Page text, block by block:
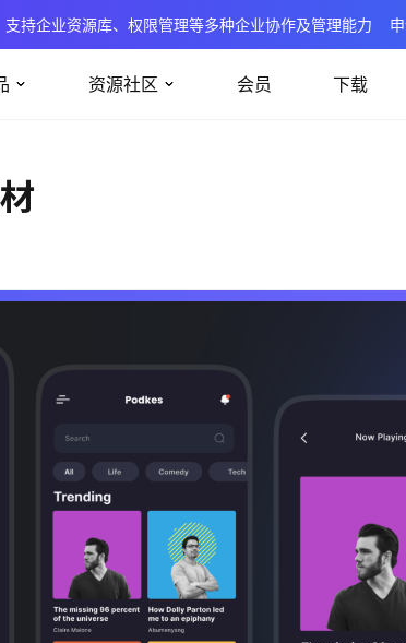
持企业资源库、权限管理等多种企业协作及管理能力
资源社区 会员 下载